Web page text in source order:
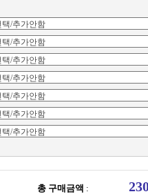
총 구매금액 :